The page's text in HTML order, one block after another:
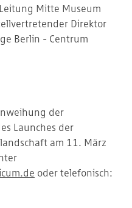
Mitte Museum
Direktor
Berlin - Centrum
der
Launches der
am 11. März
oder telefonisch: